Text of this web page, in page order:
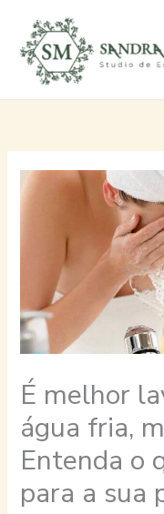
conteúdo
É melhor
água fria,
Entenda o
para a sua